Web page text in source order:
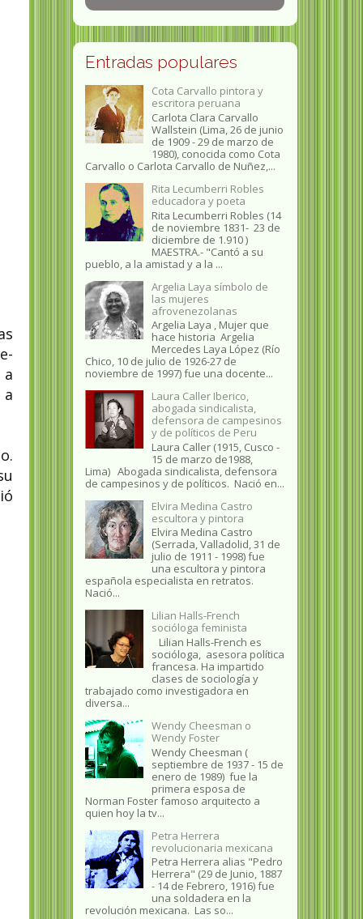
a
Entradas populares
Cota Carvallo pintora y
escritora peruana
Carlota Clara Carvallo
Wallstein (Lima, 26 de junio
de 1909 - 29 de marzo de
1980), conocida como Cota
Carvallo o Carlota Carvallo de Nuñez,...
Rita Lecumberri Robles
educadora y poeta
Rita Lecumberri Robles (14
de noviembre 1831- 23 de
diciembre de 1.910 )
MAESTRA.- "Cantó a su
pueblo, a la amistad y a la ...
Argelia Laya símbolo de
las mujeres
afrovenezolanas
Argelia Laya , Mujer que
hace historia Argelia
Mercedes Laya López (Río
Chico, 10 de julio de 1926-27 de
noviembre de 1997) fue una docente...
Laura Caller Iberico,
abogada sindicalista,
defensora de campesinos
y de políticos de Peru
Laura Caller (1915, Cusco -
15 de marzo de1988,
Lima) Abogada sindicalista, defensora
de campesinos y de políticos. Nació en...
Elvira Medina Castro
escultora y pintora
Elvira Medina Castro
(Serrada, Valladolid, 31 de
julio de 1911 - 1998) fue
una escultora y pintora
española especialista en retratos.
Nació...
Lilian Halls-French
socióloga feminista
Lilian Halls-French es
socióloga, asesora política
francesa. Ha impartido
clases de sociología y
trabajado como investigadora en
diversa...
Wendy Cheesman o
Wendy Foster
Wendy Cheesman (
septiembre de 1937 - 15 de
enero de 1989) fue la
primera esposa de
Norman Foster famoso arquitecto a
quien hoy la tv...
Petra Herrera
revolucionaria mexicana
Petra Herrera alias "Pedro
Herrera" (29 de Junio, 1887
- 14 de Febrero, 1916) fue
una soldadera en la
revolución mexicana. Las so...